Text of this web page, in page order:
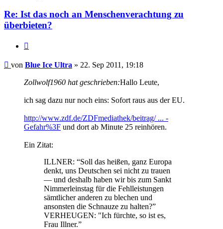
Re: Ist das noch an Menschenverachtung zu
überbieten?
Beitrag
von Blue Ice Ultra » 22. Sep 2011, 19:18
Zollwolf1960 hat geschrieben:Hallo Leute,
ich sag dazu nur noch eins: Sofort raus aus der EU.
http://www.zdf.de/ZDFmediathek/beitrag/ ... -
Gefahr%3F und dort ab Minute 25 reinhören.
Ein Zitat:
ILLNER: “Soll das heißen, ganz Europa
denkt, uns Deutschen sei nicht zu trauen
— und deshalb haben wir bis zum Sankt
Nimmerleinstag für die Fehlleistungen
sämtlicher anderen zu blechen und
ansonsten die Schnauze zu halten?”
VERHEUGEN: "Ich fürchte, so ist es,
Frau Illner.”